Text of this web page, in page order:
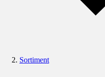
Sortiment